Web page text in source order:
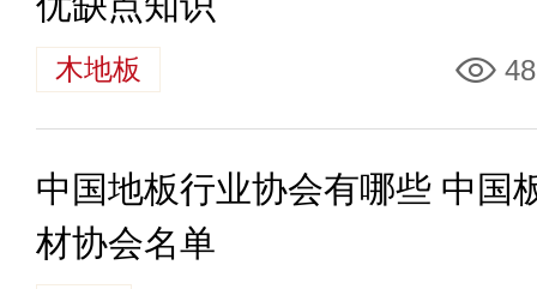
木地板
中国地板行业协会有哪些 中国
材协会名单